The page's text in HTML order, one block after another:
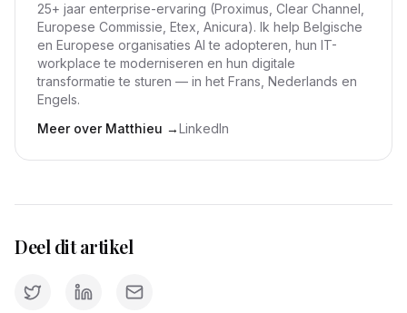
25+ jaar enterprise-ervaring (Proximus, Clear Channel,
Europese Commissie, Etex, Anicura). Ik help Belgische
en Europese organisaties AI te adopteren, hun IT-
workplace te moderniseren en hun digitale
transformatie te sturen — in het Frans, Nederlands en
Engels.
Meer over Matthieu →LinkedIn
Deel dit artikel